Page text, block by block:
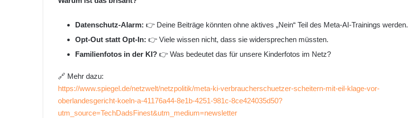
Datenschutz-Alarm: 👉 Deine Beiträge könnten ohne aktives „Nein“ Teil des Meta-AI-Trainings werden.
Opt-Out statt Opt-In: 👉 Viele wissen nicht, dass sie widersprechen müssten.
Familienfotos in der KI? 👉 Was bedeutet das für unsere Kinderfotos im Netz?
🔗 Mehr dazu:
https://www.spiegel.de/netzwelt/netzpolitik/meta-ki-verbraucherschuetzer-scheitern-mit-eil-klage-vor-
oberlandesgericht-koeln-a-41176a44-8e1b-4251-981c-8ce424035d50?
utm_source=TechDadsFinest&utm_medium=newsletter